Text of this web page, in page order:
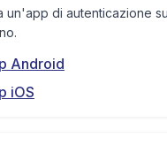
un'app di autenticazione
Android
iOS